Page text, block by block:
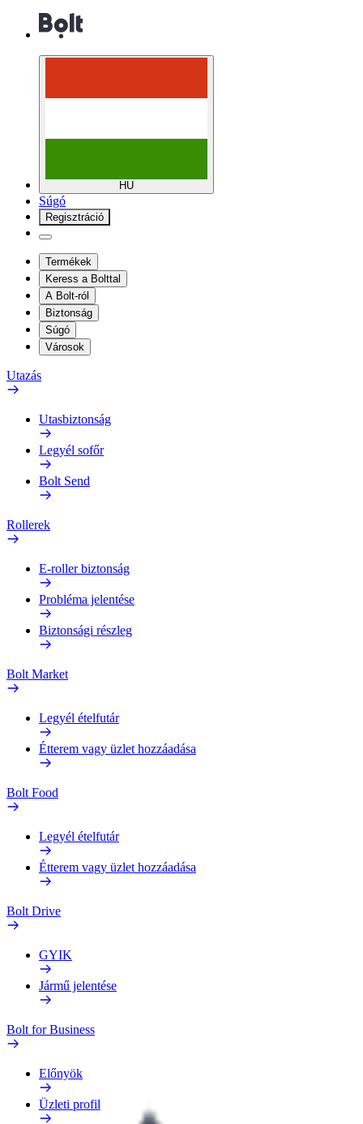
HU
Súgó
Regisztráció
Termékek
Keress a Bolttal
A Bolt-ról
Biztonság
Súgó
Városok
Utazás
Utasbiztonság
Legyél sofőr
Bolt Send
Rollerek
E-roller biztonság
Probléma jelentése
Biztonsági részleg
Bolt Market
Legyél ételfutár
Étterem vagy üzlet hozzáadása
Bolt Food
Legyél ételfutár
Étterem vagy üzlet hozzáadása
Bolt Drive
GYIK
Jármű jelentése
Bolt for Business
Előnyök
Üzleti profil